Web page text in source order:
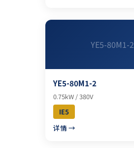
YE5-80M1-2
YE5-80M1-2
0.75kW / 380V
IE5
详情 →